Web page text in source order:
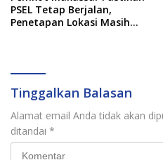
PSEL Tetap Berjalan,
Penetapan Lokasi Masih
Tinggalkan Balasan
Alamat email Anda tidak akan
ditandai *